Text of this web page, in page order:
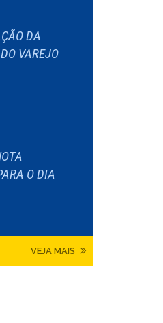
DA
VAREJO
O DIA
VEJA MAIS